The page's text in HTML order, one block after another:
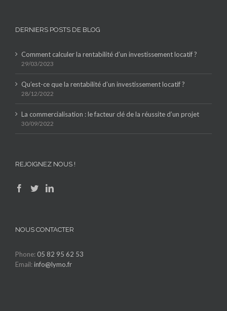
DERNIERS POSTS DE BLOG
Comment calculer la rentabilité d’un investissement locatif ?
29/03/2023
Qu’est-ce que la rentabilité d’un investissement locatif ?
28/12/2022
La commercialisation : le facteur clé de la réussite d’un projet
30/09/2022
REJOIGNEZ NOUS !
NOUS CONTACTER
Phone: 05 82 95 62 53
Email:info@lymo.fr